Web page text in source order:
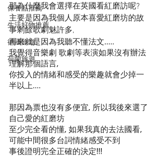
保養品推薦
生活好物推薦
德國旅遊
荷蘭旅遊
那為什麼我會選擇在英國看紅磨訪呢?
主要是因為我個人原本喜愛紅磨坊的故
事剩餘歌劇魅許多,
再來就是因為我聽不懂法文.....
我覺得音樂劇 歌劇等表演如果沒有辦法
理解那個語言,
你投入的情緒和感受的樂趣就會少掉一
半以上....
那因為票也沒有多便宜, 所以我後來選了
自己愛的紅磨坊
至少完全看的懂, 如果我真的去法國看,
可能中間很多台詞情緒感受不到
事後證明完全正確的決定!!!